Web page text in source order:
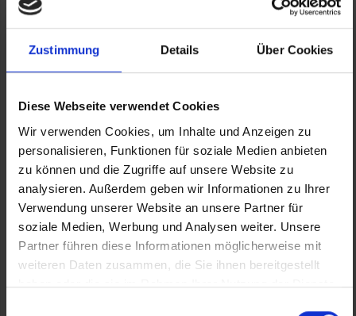
Zustimmung Details Über Cookies
Diese Webseite verwendet Cookies
Wir verwenden Cookies, um Inhalte und Anzeigen zu
personalisieren, Funktionen für soziale Medien anbieten
zu können und die Zugriffe auf unsere Website zu
analysieren. Außerdem geben wir Informationen zu Ihrer
Verwendung unserer Website an unsere Partner für
soziale Medien, Werbung und Analysen weiter. Unsere
Partner führen diese Informationen möglicherweise mit
weiteren Daten zusammen, die Sie ihnen bereitgestellt
haben oder die sie im Rahmen Ihrer Nutzung der Dienste
Quelle (Text und Fotos): Mamas Werkstatt/St.